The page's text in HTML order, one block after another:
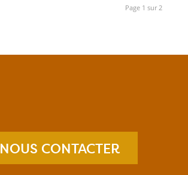
Page 1 sur 2
NOUS CONTACTER